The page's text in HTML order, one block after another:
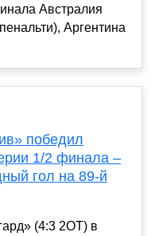
Австралия
Аргентина
победил
1/2 финала –
гол на 89-й
(4:3 2ОТ) в